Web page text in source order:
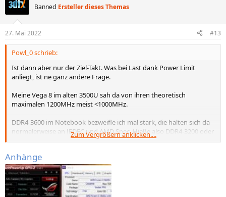
t
e
n
Banned Ersteller dieses Themas
27. Mai 2022 #13
Powl_0 schrieb:
Ist dann aber nur der Ziel-Takt. Was bei Last dank Power Limit
anliegt, ist ne ganz andere Frage.
Meine Vega 8 im alten 3500U sah da von ihren theoretisch
maximalen 1200MHz meist <1000MHz.
DDR4-3600 im Notebook bezweifle ich mal stark, die halten sich da
normalerweise an JEDEC und AMD Spec. Hieße also DDR4-3200 oder
selten mal LPDDR4x-4266.
Zum Vergrößern anklicken....
Anhänge